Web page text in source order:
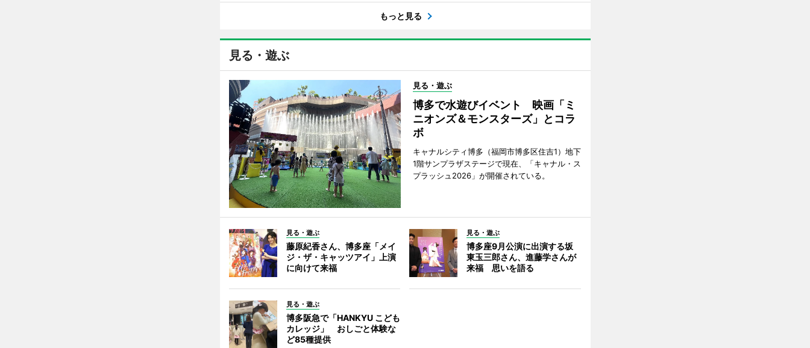
もっと見る
見る・遊ぶ
見る・遊ぶ
博多で水遊びイベント 映画「ミ
ニオンズ＆モンスターズ」とコラ
ボ
キャナルシティ博多（福岡市博多区住吉1）地下
1階サンプラザステージで現在、「キャナル・ス
プラッシュ2026」が開催されている。
見る・遊ぶ
藤原紀香さん、博多座「メイ
ジ・ザ・キャッツアイ」上演
に向けて来福
見る・遊ぶ
博多座9月公演に出演する坂
東玉三郎さん、進藤学さんが
来福 思いを語る
見る・遊ぶ
博多阪急で「HANKYU こども
カレッジ」 おしごと体験な
ど85種提供